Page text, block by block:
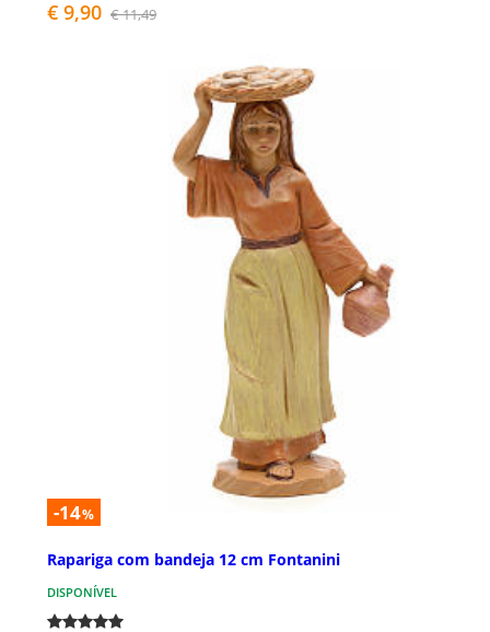
€ 9,90 € 11,49
-14%
Rapariga com bandeja 12 cm Fontanini
DISPONÍVEL